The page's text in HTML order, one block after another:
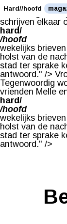
Vroeger
alleen nog
schrijven elkaar
hard/
/hoofd
wekelijks
holst van de
stad ter sprake
antwoord." />
Tegenwoordig
vrienden Melle
hard/
/hoofd
wekelijks
holst van de
stad ter sprake
antwoord." />
Hard//hoofd